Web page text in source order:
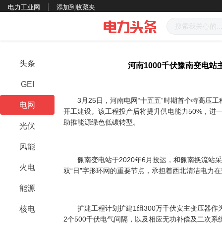
电力工业网 添加到收藏夹
头条
GEI
电网
光伏
风能
火电
能源
核电
河南1000千伏豫南变电站
3月25日，河南电网“十五五”时期首个特高压
开工建设。该工程投产后将提升供电能力50%，进
助推能源绿色低碳转型。
豫南变电站于2020年6月投运，和豫南换流站采
双“日”字形环网的重要节点，承担着西北清洁电力
扩建工程计划扩建1组300万千伏安主变压器作
2个500千伏电气间隔，以及相应无功补偿及二次